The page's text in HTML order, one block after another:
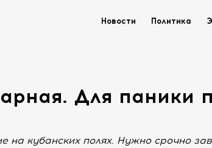
Новости Политика
Для паники
на кубанских полях. Нужно срочно